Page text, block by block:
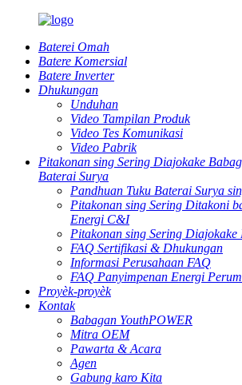
Baterei Omah
Batere Komersial
Batere Inverter
Dhukungan
Unduhan
Video Tampilan Produk
Video Tes Komunikasi
Video Pabrik
Pitakonan sing Sering Diajokake
Baterai Surya
Pandhuan Tuku Baterai Surya
Pitakonan sing Sering Ditakoni
Energi C&I
Pitakonan sing Sering
FAQ Sertifikasi & Dhukungan
Informasi Perusahaan FAQ
FAQ Panyimpenan Energi
Proyèk-proyèk
Kontak
Babagan YouthPOWER
Mitra OEM
Pawarta & Acara
Agen
Gabung karo Kita